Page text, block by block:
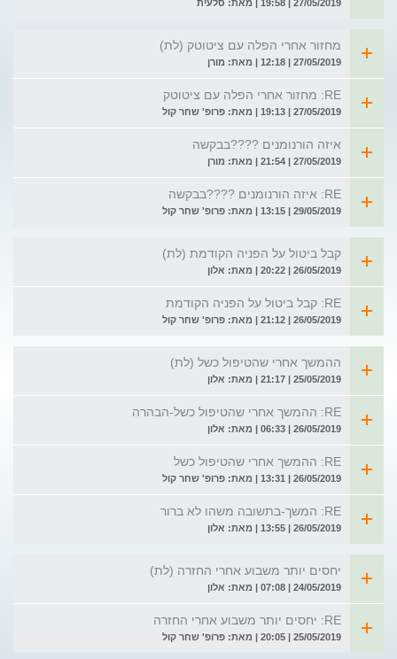
27/05/2019 | 19:58 | מאת: סלעית
מחזור אחרי הפלה עם ציטוטק (לת)
27/05/2019 | 12:18 | מאת: מורן
RE: מחזור אחרי הפלה עם ציטוטק
27/05/2019 | 19:13 | מאת: פרופ' שחר קול
איזה הורנומנים ????בבקשה
27/05/2019 | 21:54 | מאת: מורן
RE: איזה הורנומנים ????בבקשה
29/05/2019 | 13:15 | מאת: פרופ' שחר קול
קבל ביטול על הפניה הקודמת (לת)
26/05/2019 | 20:22 | מאת: אלון
RE: קבל ביטול על הפניה הקודמת
26/05/2019 | 21:12 | מאת: פרופ' שחר קול
ההמשך אחרי שהטיפול כשל (לת)
25/05/2019 | 21:17 | מאת: אלון
RE: ההמשך אחרי שהטיפול כשל-הבהרה
26/05/2019 | 06:33 | מאת: אלון
RE: ההמשך אחרי שהטיפול כשל
26/05/2019 | 13:31 | מאת: פרופ' שחר קול
RE: המשך-בתשובה משהו לא ברור
26/05/2019 | 13:55 | מאת: אלון
יחסים יותר משבוע אחרי החזרה (לת)
24/05/2019 | 07:08 | מאת: אלון
RE: יחסים יותר משבוע אחרי החזרה
25/05/2019 | 20:05 | מאת: פרופ' שחר קול